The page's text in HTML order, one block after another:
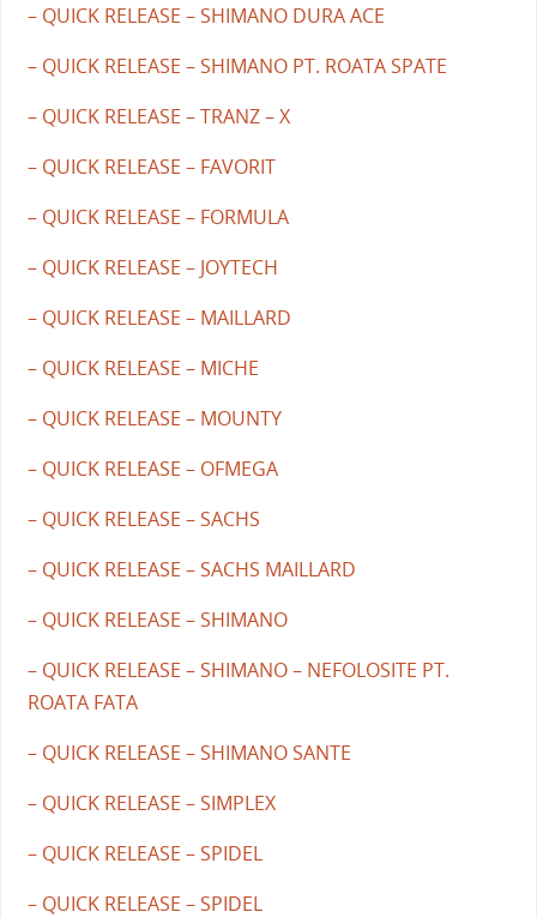
– QUICK RELEASE – SHIMANO DURA ACE
– QUICK RELEASE – SHIMANO PT. ROATA SPATE
– QUICK RELEASE – TRANZ – X
– QUICK RELEASE – FAVORIT
– QUICK RELEASE – FORMULA
– QUICK RELEASE – JOYTECH
– QUICK RELEASE – MAILLARD
– QUICK RELEASE – MICHE
– QUICK RELEASE – MOUNTY
– QUICK RELEASE – OFMEGA
– QUICK RELEASE – SACHS
– QUICK RELEASE – SACHS MAILLARD
– QUICK RELEASE – SHIMANO
– QUICK RELEASE – SHIMANO – NEFOLOSITE PT.
ROATA FATA
– QUICK RELEASE – SHIMANO SANTE
– QUICK RELEASE – SIMPLEX
– QUICK RELEASE – SPIDEL
– QUICK RELEASE – SPIDEL